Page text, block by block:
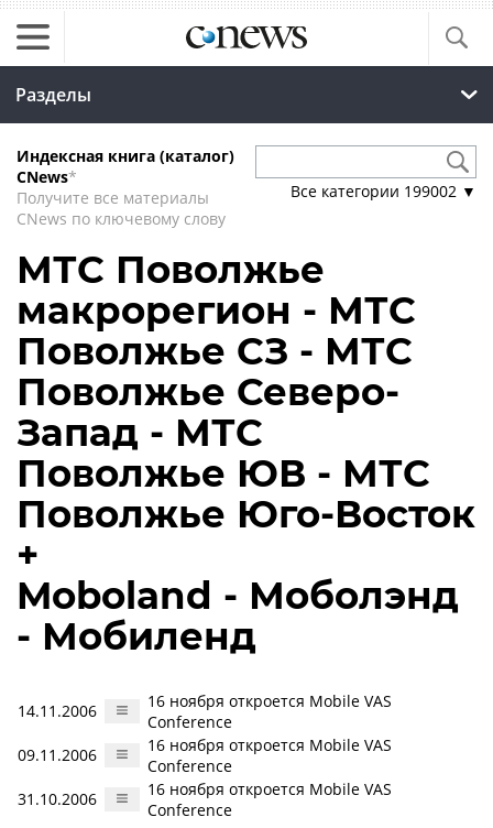
Разделы
Индексная книга (каталог)
CNews*
Получите все материалы
CNews по ключевому слову
Все категории 199002 ▼
МТС Поволжье
макрорегион - МТС
Поволжье СЗ - МТС
Поволжье Северо-
Запад - МТС
Поволжье ЮВ - МТС
Поволжье Юго-Восток
+
Moboland - Моболэнд
- Мобиленд
14.11.2006
16 ноября откроется Mobile VAS
Conference
09.11.2006
16 ноября откроется Mobile VAS
Conference
31.10.2006
16 ноября откроется Mobile VAS
Conference